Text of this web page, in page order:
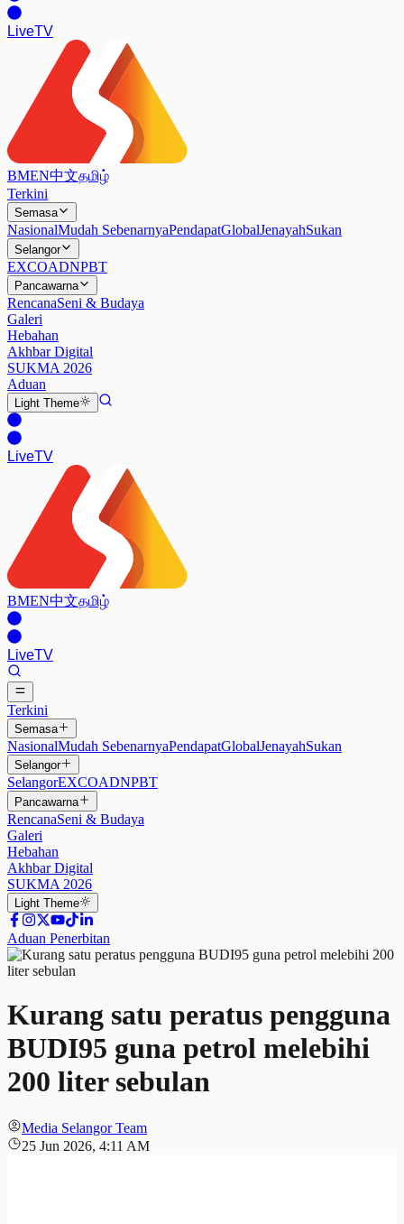
LiveTV
BMEN中文தமிழ்
Terkini
Semasa
NasionalMudah SebenarnyaPendapatGlobalJenayahSukan
Selangor
EXCOADNPBT
Pancawarna
RencanaSeni & Budaya
Galeri
Hebahan
Akhbar Digital
SUKMA 2026
Aduan
Light Theme
LiveTV
BMEN中文தமிழ்
LiveTV
Terkini
Semasa
NasionalMudah SebenarnyaPendapatGlobalJenayahSukan
Selangor
SelangorEXCOADNPBT
Pancawarna
RencanaSeni & Budaya
Galeri
Hebahan
Akhbar Digital
SUKMA 2026
Light Theme
Aduan Penerbitan
Kurang satu peratus pengguna
BUDI95 guna petrol melebihi
200 liter sebulan
Media Selangor Team
25 Jun 2026, 4:11 AM